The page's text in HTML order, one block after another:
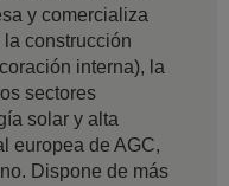
y comercializa
construcción
interna), la
sectores
solar y alta
europea de AGC,
Dispone de más